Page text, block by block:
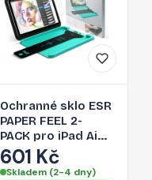
Ochranné sklo ESR
PAPER FEEL 2-
PACK pro iPad Air
13" (1 / 2 / 3 2024-
2026) - clear
601 Kč
Skladem (2-4 dny)